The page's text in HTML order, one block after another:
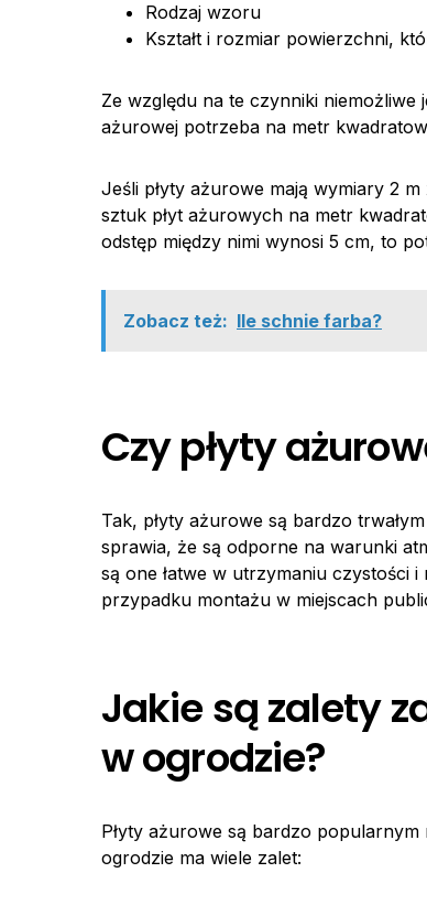
Rodzaj wzoru
Kształt i rozmiar powierzchni,
Ze względu na te czynniki niemożliwe
ażurowej potrzeba na metr
Jeśli płyty ażurowe mają wymiary 2
sztuk płyt ażurowych na metr
odstęp między nimi wynosi 5 cm, to
Zobacz też: Ile schnie farba?
Czy płyty
Tak, płyty ażurowe są bardzo
sprawia, że są odporne na warunki
są one łatwe w utrzymaniu czystości
przypadku montażu w miejscach
Jakie są zalety
w ogrodzie?
Płyty ażurowe są bardzo
ogrodzie ma wiele zalet: